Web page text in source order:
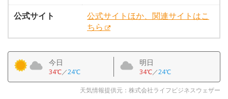
公式サイト
公式サイトほか、関連サイトはこ
ちら
今日
34℃／24℃
明日
34℃／24℃
天気情報提供元：株式会社ライフビジネスウェザー